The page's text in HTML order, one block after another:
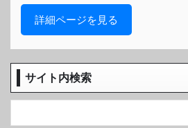
詳細ページを見る
サイト内検索